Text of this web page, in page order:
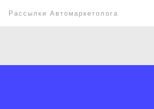
Рассылки Автомаркетолога